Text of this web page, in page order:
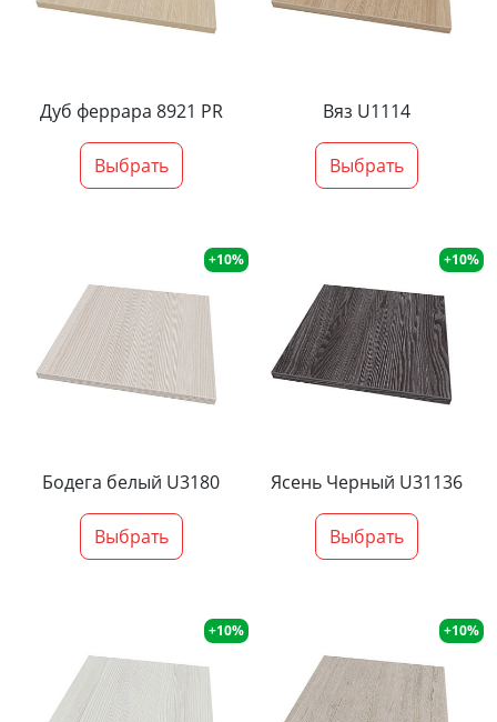
Дуб феррара 8921 PR
Выбрать
Вяз U1114
Выбрать
+10%
Бодега белый U3180
Выбрать
+10%
Ясень Черный U31136
Выбрать
+10% +10%